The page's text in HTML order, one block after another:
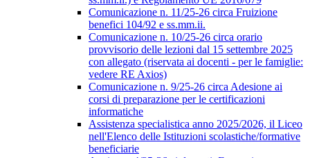
Comunicazione n. 11/25-26 circa Fruizione
benefici 104/92 e ss.mm.ii.
Comunicazione n. 10/25-26 circa orario
provvisorio delle lezioni dal 15 settembre 2025
con allegato (riservata ai docenti - per le famiglie:
vedere RE Axios)
Comunicazione n. 9/25-26 circa Adesione ai
corsi di preparazione per le certificazioni
informatiche
Assistenza specialistica anno 2025/2026, il Liceo
nell'Elenco delle Istituzioni scolastiche/formative
beneficiarie